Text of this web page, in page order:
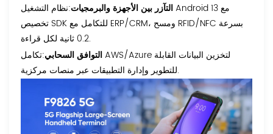
التآزر بين الأجهزة والبرمجيات:نظام التشغيل Android 13 مع
تخصيص SDK للتكامل مع ERP/CRM، ومسح RFID/NFC بسرعة
0.2 ثانية لكل قراءة.
التوافق السحابي:تكامل AWS/Azure لتخزين البيانات القابلة
للتطوير وإدارة التطبيقات عبر منصات مركزية.